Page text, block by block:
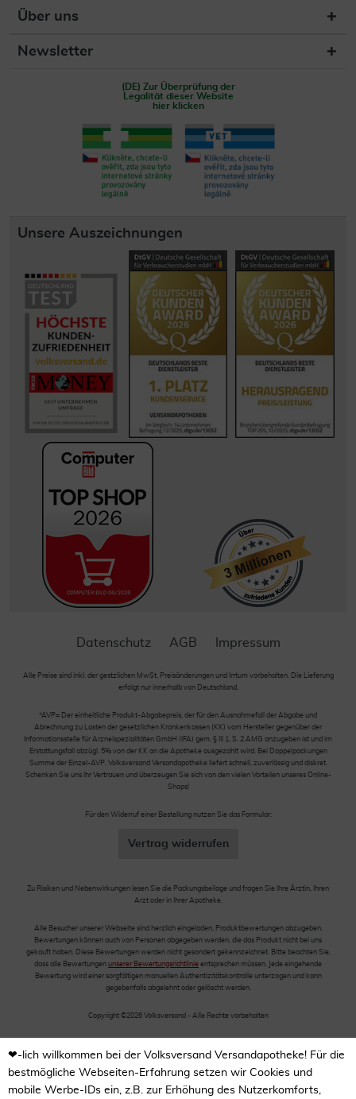
Über uns
Newsletter
(DE) Zur Überprüfung der
Legalität dieser Website
hier klicken
Unsere Auszeichnungen
Datenschutz AGB Impressum
Alle Preise sind inkl. der gestzlichen MwSt. Preisänderungen und Irrtum vorbehalten. Die Lieferung
erfolgt nur innerhalb von Deutschland.
*AVP= Der einheitliche Produkt-Abgabepreis, der für den Ausnahmefall der Abgabe und
Abrechnung zu Lasten der gesetzlichen Krankenkassen (KK) vom Hersteller gegenüber der
Informationsstelle für Arzneispezialitäten GmbH (IFA) gem. § III 1, S. 2 AMG anzugeben ist und im
Erstattungsfall abzügl. 5% von der KK an die Apotheke ausgezahlt wird. Bei Doppelpackungen
Summe der Einzel-AVP. Volksversand Versandapotheke liefert schnell, zuverlässig und diskret.
Schenken Sie uns Ihr Vertrauen und überzeugen Sie sich von den vielen Vorteilen unseres Online-
Shops!
Für den Widerruf einer Bestellung nutzen Sie das Formular:
Vertrag widerrufen
Zu Risiken und Nebenwirkungen lesen Sie die Packungsbeilage und fragen Sie Ihre Ärztin, Ihren
Arzt oder in Ihrer Apotheke.
Alle Besucher unserer Webseite sind herzlich eingeladen, Produktbewertungen abzugeben.
Bewertungen können auch von Personen abgegeben werden, die das Produkt nicht bei uns
gekauft haben. Diese Bewertungen werden nicht gesondert gekennzeichnet. Bitte beachten Sie,
dass alle Bewertungen unserer Bewertungsrichtlinie entsprechen müssen. Jede eingehende
Bewertung wird einer sorgfältigen manuellen Authentizitätskontrolle unterzogen und kann
gegebenfalls abgelehnt oder gelöscht werden.
Copyright ©2026 Volksversand - Alle Rechte vorbehalten
❤-lich willkommen bei der Volksversand Versandapotheke! Für die
bestmögliche Webseiten-Erfahrung setzen wir Cookies und
mobile Werbe-IDs ein, z.B. zur Erhöhung des Nutzerkomforts,